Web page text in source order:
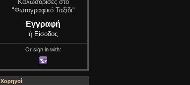
Καλωσόρισες στο
"Φωτογραφικό Ταξίδι"
Εγγραφή
ή Είσοδος
Or sign in with:
Χορηγοί